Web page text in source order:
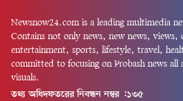
Newsnow24.com is a leading multimedia
Contains not only news, new news, views,
entertainment, sports, lifestyle, travel,
committed to focusing on Probash news
visuals.
তথ্য অধিদফতরের নিবন্ধন নম্বর :১৩৫